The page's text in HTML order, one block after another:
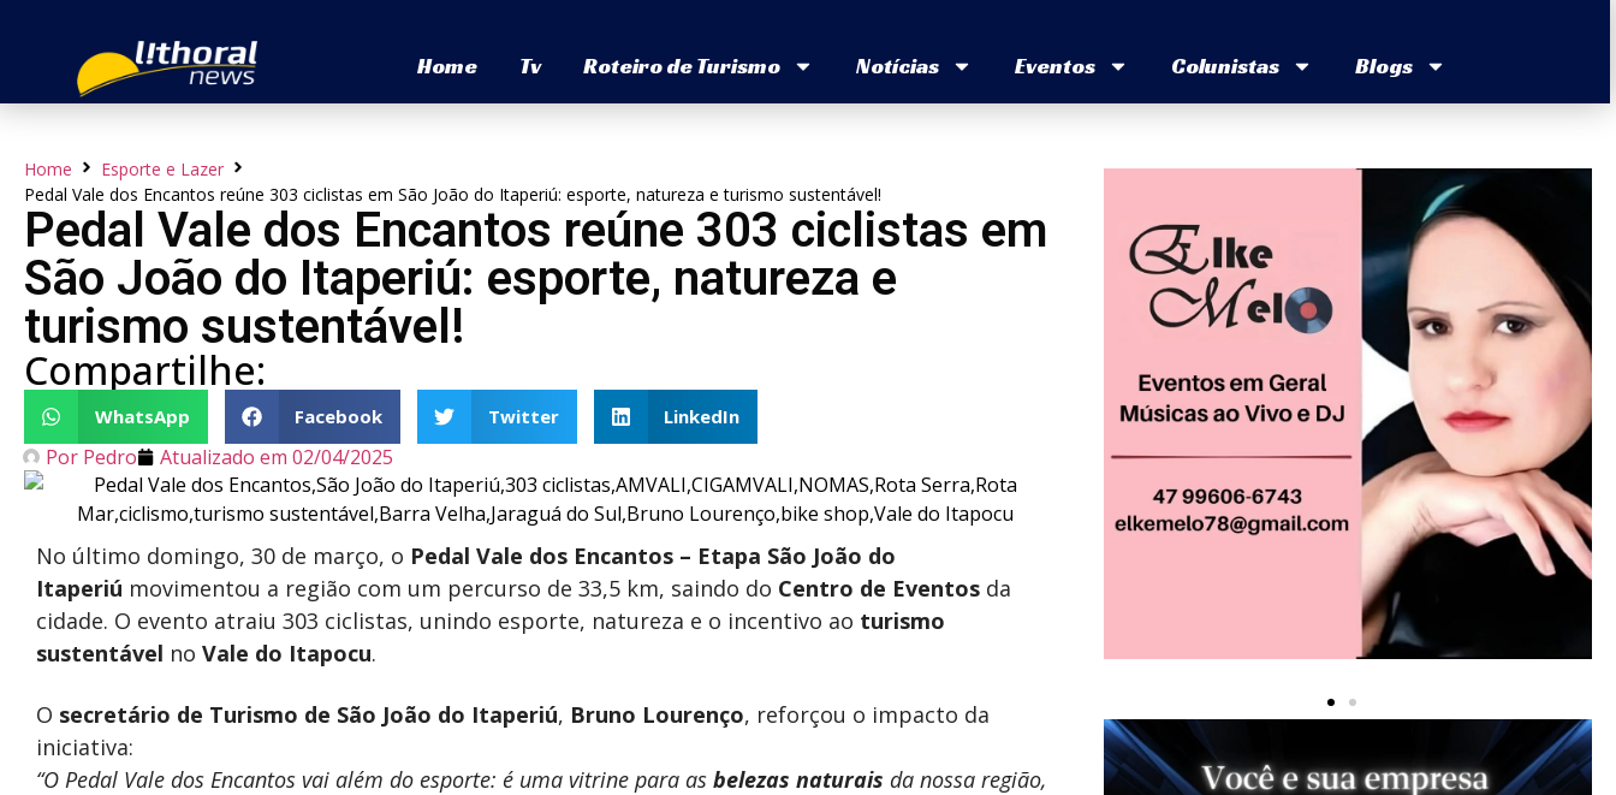
Home Tv Roteiro de Turismo Notícias Eventos Colunistas Blogs
Home
Esporte e Lazer
Pedal Vale dos Encantos reúne 303 ciclistas em São João do Itaperiú: esporte, natureza e turismo sustentável!
Pedal Vale dos Encantos reúne 303 ciclistas em
São João do Itaperiú: esporte, natureza e
turismo sustentável!
Compartilhe:
WhatsApp Facebook Twitter LinkedIn
Por Pedro Atualizado em 02/04/2025
No último domingo, 30 de março, o Pedal Vale dos Encantos – Etapa São João do
Itaperiú movimentou a região com um percurso de 33,5 km, saindo do Centro de Eventos da
cidade. O evento atraiu 303 ciclistas, unindo esporte, natureza e o incentivo ao turismo
sustentável no Vale do Itapocu.
O secretário de Turismo de São João do Itaperiú, Bruno Lourenço, reforçou o impacto da
iniciativa:
“O Pedal Vale dos Encantos vai além do esporte: é uma vitrine para as belezas naturais da nossa região,